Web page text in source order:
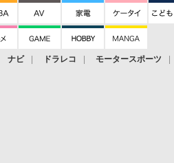
ナビ ドラレコ モータースポーツ